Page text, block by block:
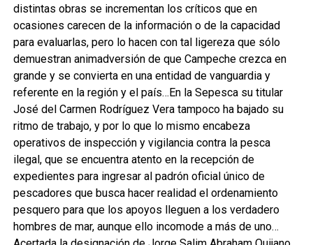
distintas obras se incrementan los críticos que en
ocasiones carecen de la información o de la capacidad
para evaluarlas, pero lo hacen con tal ligereza que sólo
demuestran animadversión de que Campeche crezca en
grande y se convierta en una entidad de vanguardia y
referente en la región y el país…En la Sepesca su titular
José del Carmen Rodríguez Vera tampoco ha bajado su
ritmo de trabajo, y por lo que lo mismo encabeza
operativos de inspección y vigilancia contra la pesca
ilegal, que se encuentra atento en la recepción de
expedientes para ingresar al padrón oficial único de
pescadores que busca hacer realidad el ordenamiento
pesquero para que los apoyos lleguen a los verdadero
hombres de mar, aunque ello incomode a más de uno…